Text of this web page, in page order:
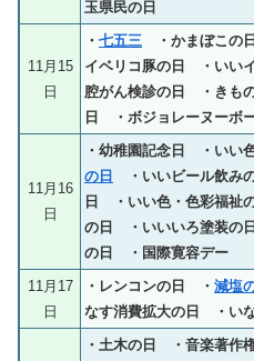
玉県民の日
11月15
日
・ 七五三 ・かまぼこの
イベリコ豚の日 ・いい
腔がん検診の日 ・きも
日 ・ボジョレーヌーボ
11月16
日
・幼稚園記念日 ・いい
の日
・いいビール飲み
日 ・いい色・色彩福
の日 ・いいいろ塗装の
の日 ・国際寛容デー
11月17
日
・レンコンの日 ・ 減塩
なす消費拡大の日 ・い
・土木の日 ・音楽著